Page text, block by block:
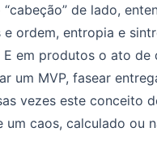
de lado,
ordem, entropia e
E em produtos o ato de
um MVP, fasear
vezes este conceito
um caos, calculado ou